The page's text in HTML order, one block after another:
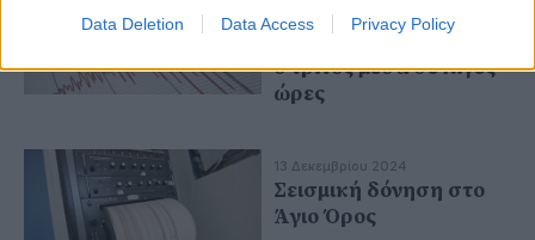
Data Deletion Data Access Privacy Policy
Νέος σεισμός 4,6
Ρίχτερ στο Άγιον Όρος,
ο τρίτος μέσα σε λίγες
ώρες
13 Δεκεμβρίου 2024
Σεισμική δόνηση στο
Άγιο Όρος